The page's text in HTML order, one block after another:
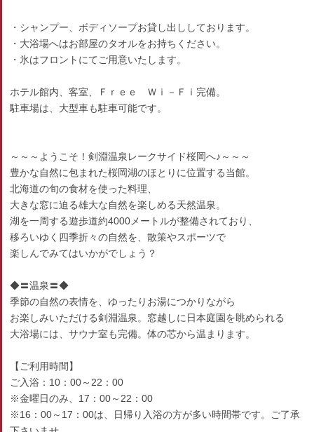
・シャンプー、ボディソープお貸し出ししております。
・大浴場へはお部屋のタオルをお持ちください。
・氷はフロントにてご用意いたします。
ホテル館内、客室、Ｆｒｅｅ Ｗｉ－Ｆｉ完備。
駐車場は、大型車も駐車可能です。
～～～ようこそ！剣淵温泉レークサイド桜岡へ♪～～～
豊かな自然に包まれた桜岡湖のほとりに位置する当館。
北海道の旬の食材を使った料理、
大きな窓に迫る雄大な自然を楽しめる天然温泉。
湖を一周する遊歩道約4000メートルが整備されており、
移ろいゆく四季折々の自然を、散策やスポーツで
楽しんでみてはいかがでしょう？
◆〓温泉〓◆
季節の自然の表情を、ゆったりお湯につかりながら
お楽しみいただける剣淵温泉。窓越しに日本庭園を眺められる
大浴場には、サウナ室も完備。体の芯から温まります。
【ご利用時間】
ご入浴：10：00～22：00
※金曜日のみ、17：00～22：00
※16：00～17：00は、日帰り入浴の方が多い時間帯です。ご了承